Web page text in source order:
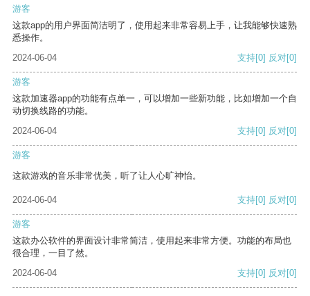
游客
这款app的用户界面简洁明了，使用起来非常容易上手，让我能够快速熟
悉操作。
2024-06-04
支持[0] 反对[0]
游客
这款加速器app的功能有点单一，可以增加一些新功能，比如增加一个自
动切换线路的功能。
2024-06-04
支持[0] 反对[0]
游客
这款游戏的音乐非常优美，听了让人心旷神怡。
2024-06-04 支持[0] 反对[0]
游客
这款办公软件的界面设计非常简洁，使用起来非常方便。功能的布局也
很合理，一目了然。
2024-06-04
支持[0] 反对[0]